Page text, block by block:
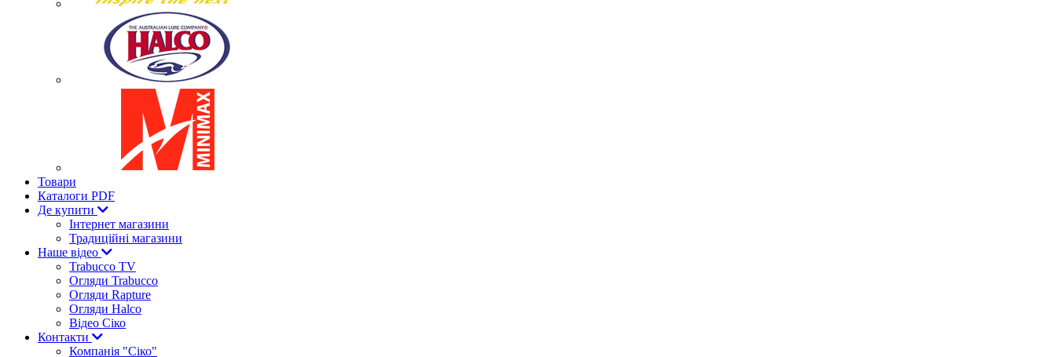
Товари
Каталоги PDF
Де купити
Інтернет магазини
Традиційні магазини
Наше відео
Trabucco TV
Огляди Trabucco
Огляди Rapture
Огляди Halco
Відео Сіко
Контакти
Компанія "Сіко"